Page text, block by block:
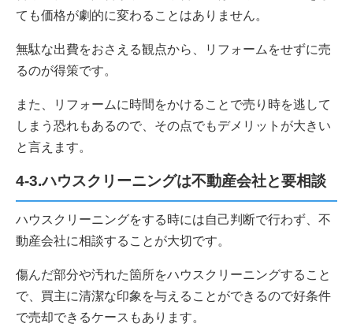
ても価格が劇的に変わることはありません。
無駄な出費をおさえる観点から、リフォームをせずに売
るのが得策です。
また、リフォームに時間をかけることで売り時を逃して
しまう恐れもあるので、その点でもデメリットが大きい
と言えます。
4-3.ハウスクリーニングは不動産会社と要相談
ハウスクリーニングをする時には自己判断で行わず、不
動産会社に相談することが大切です。
傷んだ部分や汚れた箇所をハウスクリーニングすること
で、買主に清潔な印象を与えることができるので好条件
で売却できるケースもあります。